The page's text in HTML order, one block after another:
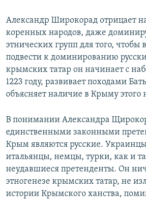
Александр Широкорад отрицает
коренных народов, даже
этнических групп для того, чтобы
подвести к доминированию
крымских татар он начинает с
1223 году, развивает походами
объясняет наличие в Крыму этого
В понимании Александра
единственными законными
Крым являются русские.
итальянцы, немцы, турки, как и
неудавшиеся претенденты. Он
этногенезе крымских татар, не
истории Крымского ханства,